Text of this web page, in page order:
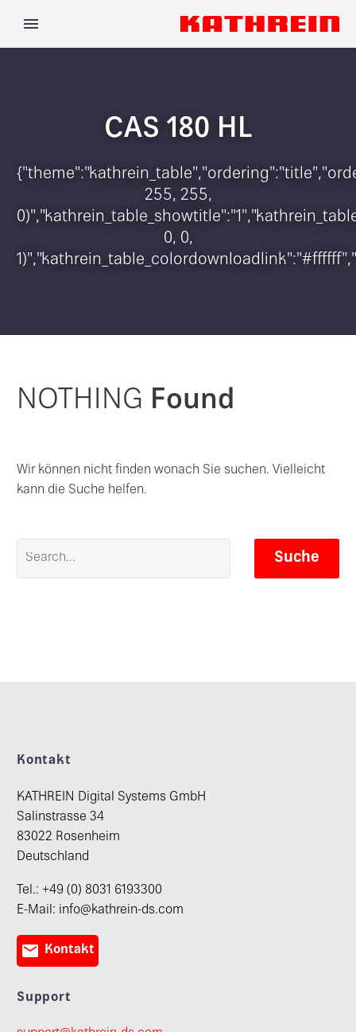
CAS 180 HL
255, 255,
0, 0,
NOTHING Found
Wir können nicht finden wonach Sie suchen. Vielleicht
kann die Suche helfen.
Suche
Kontakt
KATHREIN Digital Systems GmbH
Salinstrasse 34
83022 Rosenheim
Deutschland
Tel.: +49 (0) 8031 6193300
E-Mail: info@kathrein-ds.com
 Kontakt
Support